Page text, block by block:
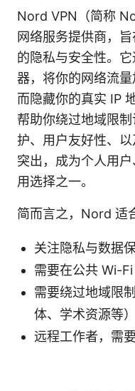
Nord VPN（简称
网络服务提供商，
的隐私与安全性。
器，将你的网络流
而隐藏你的真实 IP
帮助你绕过地域限
护、用户友好性、
突出，成为个人用
用选择之一。
简而言之，Nord 适
关注隐私与数据
需要在公共 Wi-
需要绕过地域限
体、学术资源等）
远程工作者，需